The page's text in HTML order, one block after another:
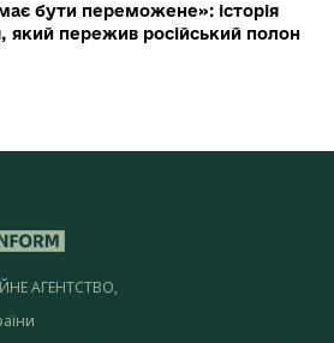
бути переможене»: історія
який пережив російський полон
АГЕНТСТВО,